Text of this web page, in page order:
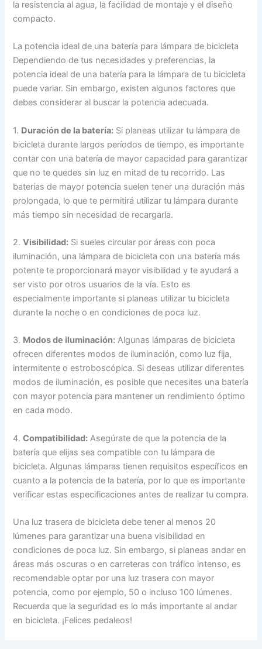
la resistencia al agua, la facilidad de montaje y el diseño
compacto.
La potencia ideal de una batería para lámpara de bicicleta
Dependiendo de tus necesidades y preferencias, la
potencia ideal de una batería para la lámpara de tu bicicleta
puede variar. Sin embargo, existen algunos factores que
debes considerar al buscar la potencia adecuada.
1. Duración de la batería: Si planeas utilizar tu lámpara de
bicicleta durante largos períodos de tiempo, es importante
contar con una batería de mayor capacidad para garantizar
que no te quedes sin luz en mitad de tu recorrido. Las
baterías de mayor potencia suelen tener una duración más
prolongada, lo que te permitirá utilizar tu lámpara durante
más tiempo sin necesidad de recargarla.
2.Visibilidad: Si sueles circular por áreas con poca
iluminación, una lámpara de bicicleta con una batería más
potente te proporcionará mayor visibilidad y te ayudará a
ser visto por otros usuarios de la vía. Esto es
especialmente importante si planeas utilizar tu bicicleta
durante la noche o en condiciones de poca luz.
3. Modos de iluminación: Algunas lámparas de bicicleta
ofrecen diferentes modos de iluminación, como luz fija,
intermitente o estroboscópica. Si deseas utilizar diferentes
modos de iluminación, es posible que necesites una batería
con mayor potencia para mantener un rendimiento óptimo
en cada modo.
4.Compatibilidad: Asegúrate de que la potencia de la
batería que elijas sea compatible con tu lámpara de
bicicleta. Algunas lámparas tienen requisitos específicos en
cuanto a la potencia de la batería, por lo que es importante
verificar estas especificaciones antes de realizar tu compra.
Una luz trasera de bicicleta debe tener al menos 20
lúmenes para garantizar una buena visibilidad en
condiciones de poca luz. Sin embargo, si planeas andar en
áreas más oscuras o en carreteras con tráfico intenso, es
recomendable optar por una luz trasera con mayor
potencia, como por ejemplo, 50 o incluso 100 lúmenes.
Recuerda que la seguridad es lo más importante al andar
en bicicleta. ¡Felices pedaleos!